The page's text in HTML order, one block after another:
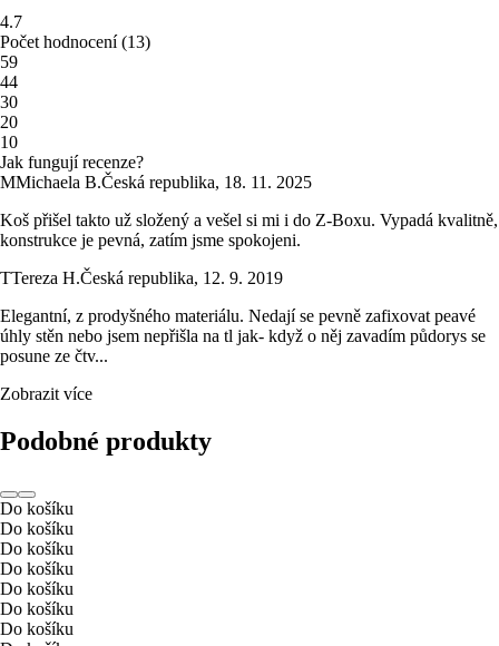
4.7
Počet hodnocení(13)
59
44
30
20
10
Jak fungují recenze?
MMichaela B.Česká republika, 18. 11. 2025
Koš přišel takto už složený a vešel si mi i do Z-Boxu. Vypadá kvalitně,
konstrukce je pevná, zatím jsme spokojeni.
TTereza H.Česká republika, 12. 9. 2019
Elegantní, z prodyšného materiálu. Nedají se pevně zafixovat peavé
úhly stěn nebo jsem nepřišla na tl jak- když o něj zavadím půdorys se
posune ze čtv...
Zobrazit více
Podobné produkty
Do košíku
Do košíku
Do košíku
Do košíku
Do košíku
Do košíku
Do košíku